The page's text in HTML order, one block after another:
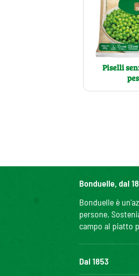
Piselli
Bonduelle, dal
Bonduelle è
persone.
campo al piatto
Dal 1853